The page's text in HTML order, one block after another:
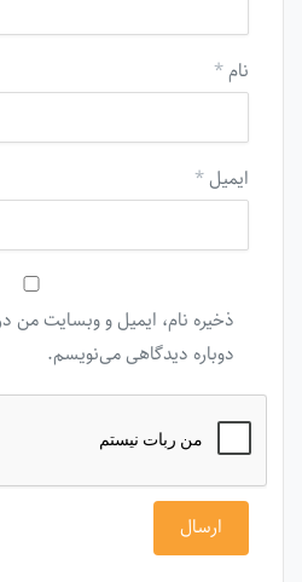
نام*
ایمیل*
ذخیره نام، ایمیل و وبسایت من
دوباره دیدگاهی می‌نویسم.